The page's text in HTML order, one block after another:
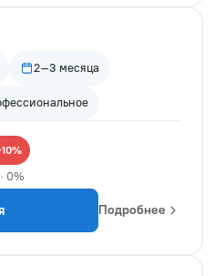
2–3 месяца
0%
Подробнее